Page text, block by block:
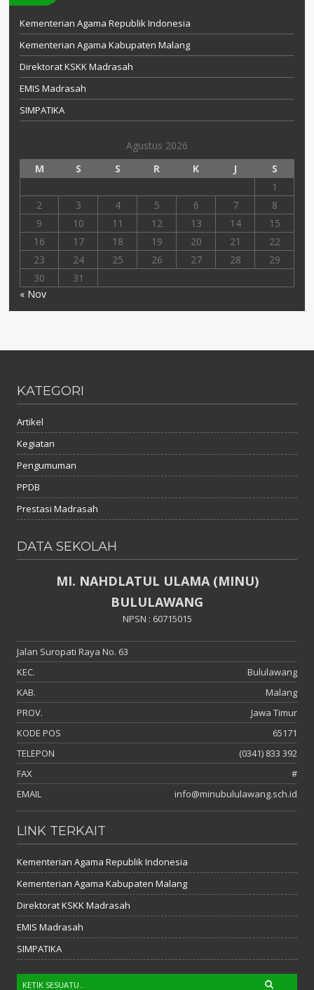
Kementerian Agama Republik Indonesia
Kementerian Agama Kabupaten Malang
Direktorat KSKK Madrasah
EMIS Madrasah
SIMPATIKA
Agustus 2026
M
S S R K J
S
1
2
3 4 5 6 7
8
9
10 11 12 13 14
15
16
17 18 19 20 21
22
23
24 25 26 27 28
29
30
31
« Nov
KATEGORI
Artikel
Kegiatan
Pengumuman
PPDB
Prestasi Madrasah
DATA SEKOLAH
MI. NAHDLATUL ULAMA (MINU)
BULULAWANG
NPSN : 60715015
Jalan Suropati Raya No. 63
KEC.
Bululawang
KAB.
Malang
PROV.
Jawa Timur
KODE POS
65171
TELEPON
(0341) 833 392
FAX
#
EMAIL
info@minubululawang.sch.id
LINK TERKAIT
Kementerian Agama Republik Indonesia
Kementerian Agama Kabupaten Malang
Direktorat KSKK Madrasah
EMIS Madrasah
SIMPATIKA